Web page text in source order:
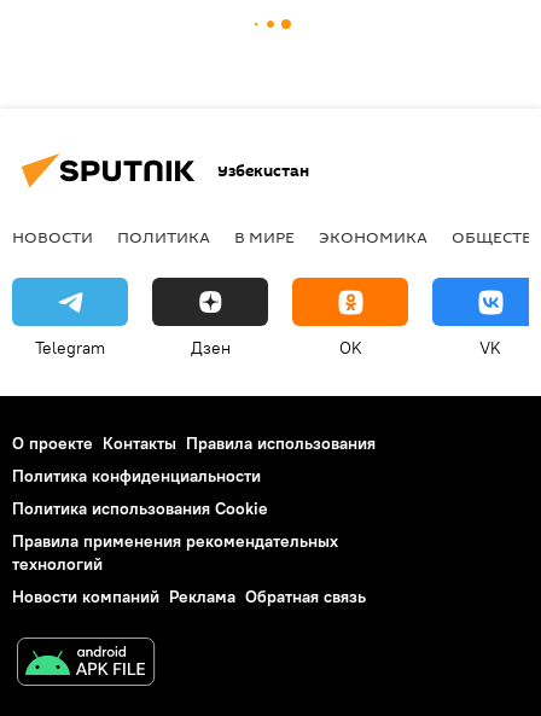
Узбекистан
НОВОСТИ ПОЛИТИКА В МИРЕ ЭКОНОМИКА
Telegram Дзен OK VK
О проекте Контакты Правила использования
Политика конфиденциальности
Политика использования Cookie
Правила применения рекомендательных
технологий
Новости компаний Реклама Обратная связь